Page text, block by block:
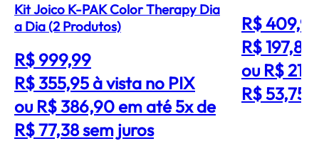
Kit Joico K-PAK Color Therapy Dia
a Dia (2 Produtos)
R$ 999,99
R$ 355,95à vista no PIX
ou R$ 386,90 em até 5x de
R$ 77,38 sem juros
R$ 409,99
R$ 197,80
ou R$
R$ 53,75